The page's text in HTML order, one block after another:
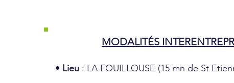
MODALITÉS
• Lieu : LA FOUILLOUSE (15 mn de St